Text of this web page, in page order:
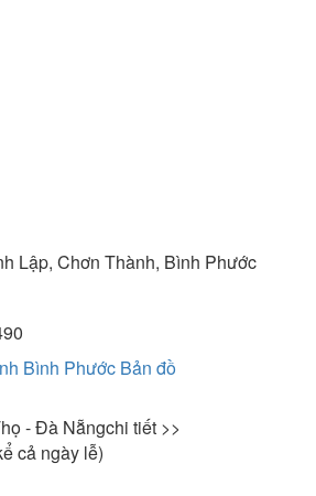
Lập, Chơn Thành, Bình Phước
Bình Phước Bản đồ
- Đà Nẵngchi tiết >>
cả ngày lễ)